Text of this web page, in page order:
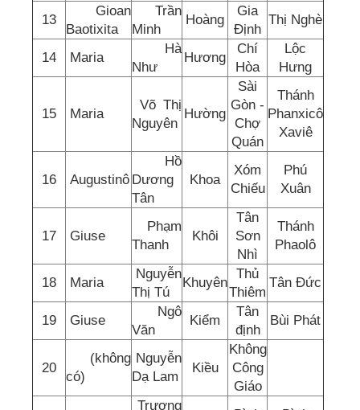
13
Gioan
Baotixita
Trần
Minh
Hoàng
Gia
Định
Thị Nghè
14 Maria
Hà
Như
Hương
Chí
Hòa
Lộc
Hưng
15 Maria
Võ Thị
Nguyên
Hường
Sài
Gòn -
Chợ
Quán
Thánh
Phanxicô
Xaviê
16 Augustinô
Hồ
Dương
Tân
Khoa
Xóm
Chiếu
Phú
Xuân
17 Giuse
Phạm
Thanh
Khôi
Tân
Sơn
Nhì
Thánh
Phaolô
18 Maria
Nguyễn
Thị Tú
Khuyên
Thủ
Thiêm
Tân Đức
19 Giuse
Ngô
Văn
Kiểm
Tân
định
Bùi Phát
20
(không
có)
Nguyễn
Dạ Lam
Kiều
Không
Công
Giáo
Trương